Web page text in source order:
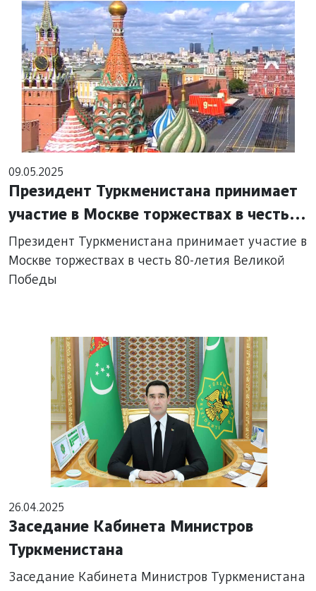
09.05.2025
Президент Туркменистана принимает
участие в Москве торжествах в честь
80-летия Великой Победы
Президент Туркменистана принимает участие в
Москве торжествах в честь 80-летия Великой
Победы
26.04.2025
Заседание Кабинета Министров
Туркменистана
Заседание Кабинета Министров Туркменистана